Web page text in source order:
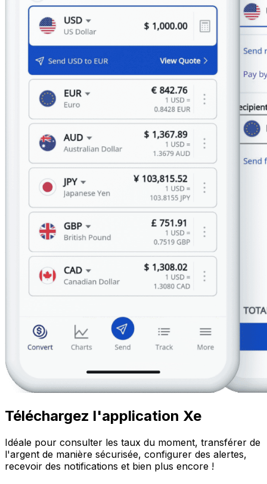
Téléchargez l'application Xe
Idéale pour consulter les taux du moment, transférer de
l'argent de manière sécurisée, configurer des alertes,
recevoir des notifications et bien plus encore !